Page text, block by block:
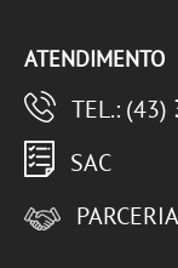
ATENDIMENTO
TEL.: (43)
SAC
PARCERIA